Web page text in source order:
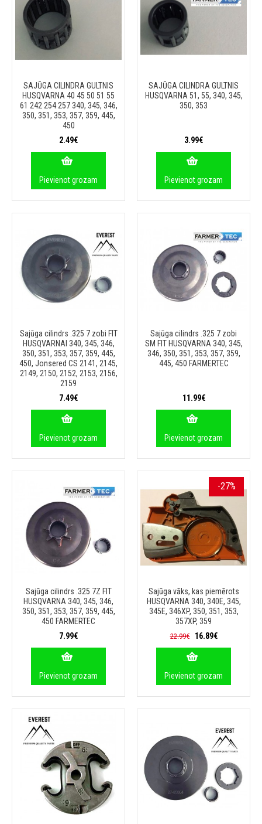
SAJŪGA CILINDRA GULTNIS
HUSQVARNA 40 45 50 51 55
61 242 254 257 340, 345, 346,
350, 351, 353, 357, 359, 445,
450
2.49€
Pievienot grozam
SAJŪGA CILINDRA GULTNIS
HUSQVARNA 51, 55, 340, 345,
350, 353
3.99€
Pievienot grozam
Sajūga cilindrs .325 7 zobi FIT
HUSQVARNAI 340, 345, 346,
350, 351, 353, 357, 359, 445,
450, Jonsered CS 2141, 2145,
2149, 2150, 2152, 2153, 2156,
2159
7.49€
Pievienot grozam
Sajūga cilindrs .325 7 zobi
SM FIT HUSQVARNA 340, 345,
346, 350, 351, 353, 357, 359,
445, 450 FARMERTEC
11.99€
Pievienot grozam
Sajūga cilindrs .325 7Z FIT
HUSQVARNA 340, 345, 346,
350, 351, 353, 357, 359, 445,
450 FARMERTEC
7.99€
Pievienot grozam
-27%
Sajūga vāks, kas piemērots
HUSQVARNA 340, 340E, 345,
345E, 346XP, 350, 351, 353,
357XP, 359
22.99€ 16.89€
Pievienot grozam